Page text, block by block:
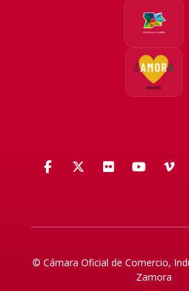
Facebook
X (Twitter)
Flickr
© Cámara Oficial de Comercio,
Zamora